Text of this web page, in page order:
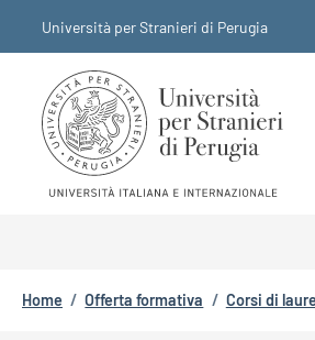
Università per Stranieri di Perugia
Briciole di pane
Home / Offerta formativa / Corsi di